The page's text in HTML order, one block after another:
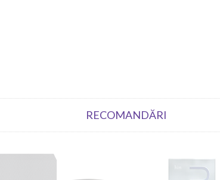
RECOMANDĂRI